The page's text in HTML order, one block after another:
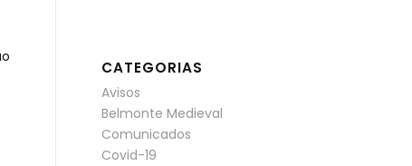
CATEGORIAS
Avisos
Belmonte Medieval
Comunicados
Covid-19